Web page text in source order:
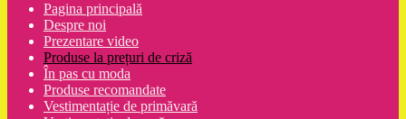
Pagina principală
Despre noi
Prezentare video
Produse la prețuri de criză
În pas cu moda
Produse recomandate
Vestimentație de primăvară